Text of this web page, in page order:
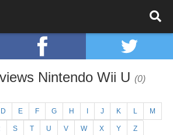
Nintendo Wii U (0)
D E F G H J K L M
S T U V W X Y Z